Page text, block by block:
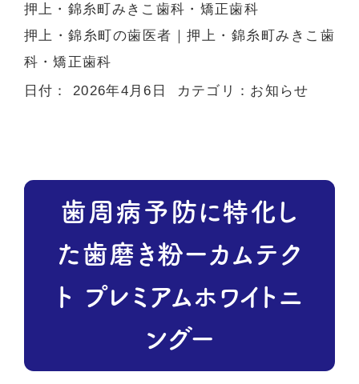
押上・錦糸町みきこ歯科・矯正歯科
押上・錦糸町の歯医者 ｜押上・錦糸町みきこ歯
科・矯正歯科
日付： 2026年4月6日 カテゴリ： お知らせ
歯周病予防に特化し
た歯磨き粉ーカムテク
ト プレミアムホワイトニ
ングー